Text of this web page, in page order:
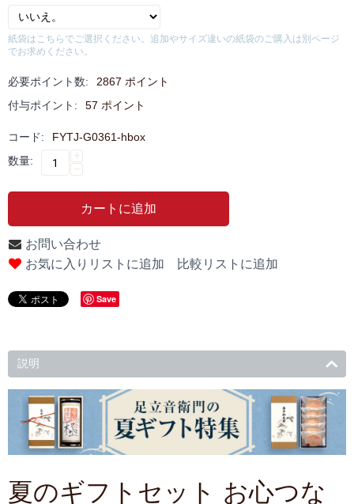
紙袋はこちらでご選択ください。追加やサイズ違いの紙袋のご購入は別ページ
でお求めください。
必要ポイント数:
2867 ポイント
付与ポイント:
57 ポイント
コード:
FYTJ-G0361-hbox
数量:
+
−
カートに追加
お問い合わせ
お気に入りリストに追加
比較リストに追加
Save
説明
夏のギフトセット お心つな